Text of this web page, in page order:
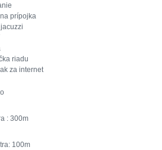
prípojka
riadu
za internet
: 300
100